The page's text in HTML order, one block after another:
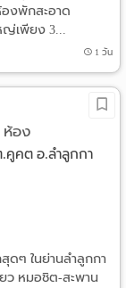
องพักสะอาด
เพียง 3...
1 วัน
ห้อง
.คูคต อ.ลำลูกกา
ดๆ ในย่านลำลูกกา
ว หมอชิต-สะพาน